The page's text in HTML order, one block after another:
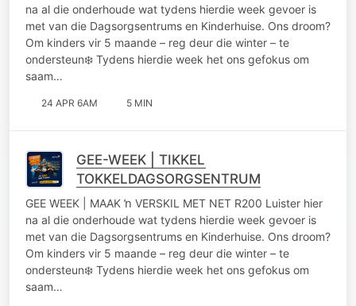
na al die onderhoude wat tydens hierdie week gevoer is
met van die Dagsorgsentrums en Kinderhuise. Ons droom?
Om kinders vir 5 maande – reg deur die winter – te
ondersteun❄️ Tydens hierdie week het ons gefokus om
saam…
24 APR 6AM 5 MIN
GEE-WEEK | TIKKEL
TOKKELDAGSORGSENTRUM
GEE WEEK | MAAK ŉ VERSKIL MET NET R200 Luister hier
na al die onderhoude wat tydens hierdie week gevoer is
met van die Dagsorgsentrums en Kinderhuise. Ons droom?
Om kinders vir 5 maande – reg deur die winter – te
ondersteun❄️ Tydens hierdie week het ons gefokus om
saam…